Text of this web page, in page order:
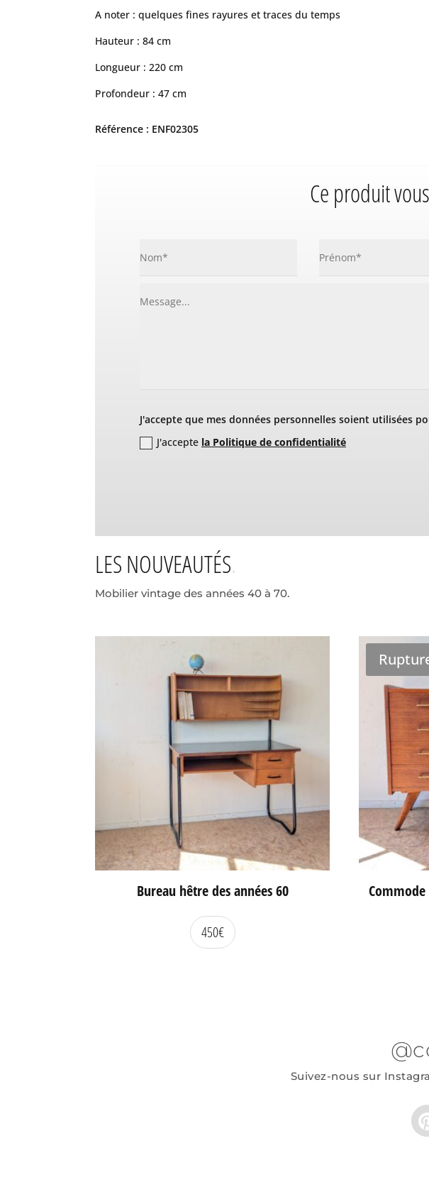
A noter : quelques fines rayures et traces du temps
Hauteur : 84 cm
Longueur : 220 cm
Profondeur : 47 cm
Référence : ENF02305
Ce produit
J'accepte que mes données personnelles soient utilisées
J'accepte la Politique de confidentialité
LES NOUVEAUTÉS
Mobilier vintage des années 40 à 70.
Bureau hêtre des années 60
450€
Suivez-nous sur